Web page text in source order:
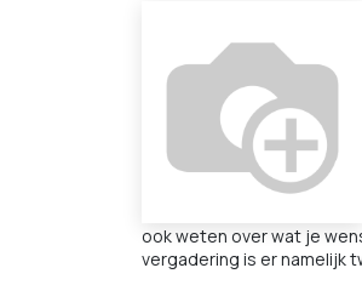
ook weten over wat je
vergadering is er namelijk